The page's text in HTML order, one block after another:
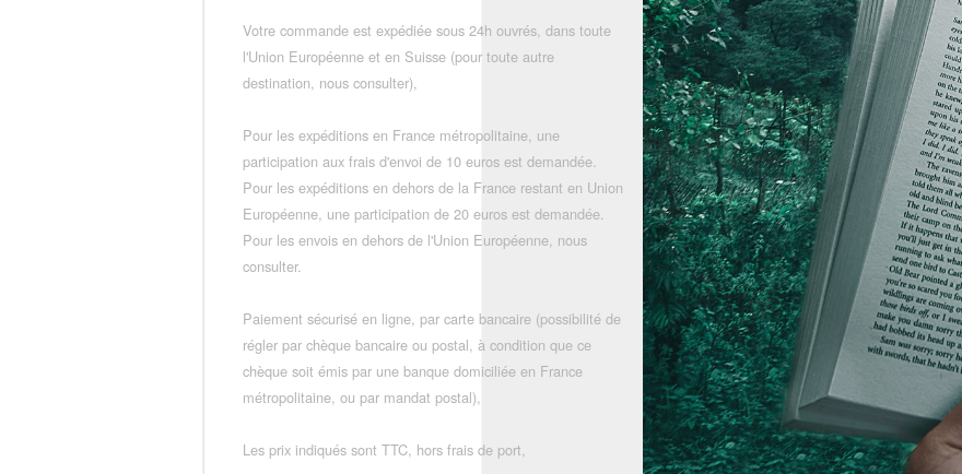
Votre commande est expédiée sous 24h ouvrés, dans toute
l'Union Européenne et en Suisse (pour toute autre
destination, nous consulter),
Pour les expéditions en France métropolitaine, une
participation aux frais d'envoi de 10 euros est demandée.
Pour les expéditions en dehors de la France restant en Union
Européenne, une participation de 20 euros est demandée.
Pour les envois en dehors de l'Union Européenne, nous
consulter.
Paiement sécurisé en ligne, par carte bancaire (possibilité de
régler par chèque bancaire ou postal, à condition que ce
chèque soit émis par une banque domiciliée en France
métropolitaine, ou par mandat postal),
Les prix indiqués sont TTC, hors frais de port,